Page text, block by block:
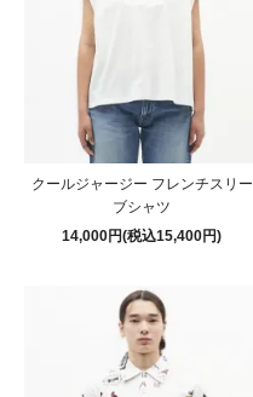
クールジャージー フレンチスリー
ブシャツ
14,000円(税込15,400円)